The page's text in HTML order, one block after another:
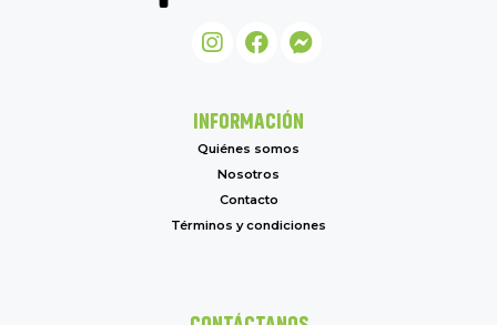
INFORMACIÓN
Quiénes somos
Nosotros
Contacto
Términos y condiciones